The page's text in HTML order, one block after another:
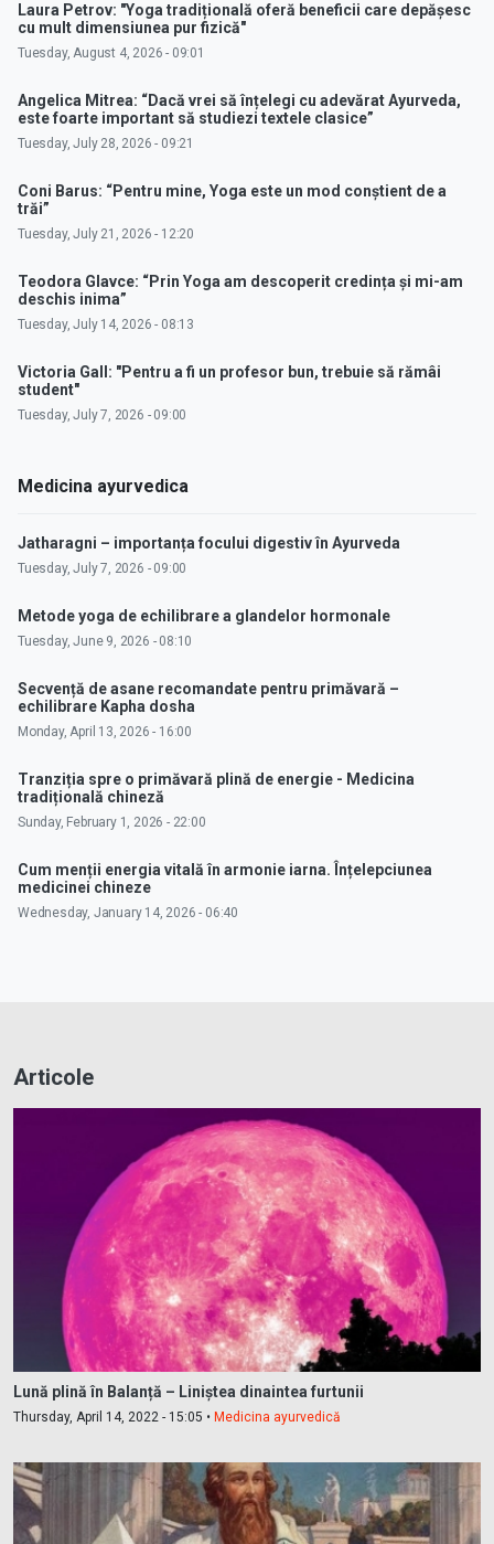
Laura Petrov: "Yoga tradițională oferă beneficii care depășesc
cu mult dimensiunea pur fizică"
Tuesday, August 4, 2026 - 09:01
Angelica Mitrea: “Dacă vrei să înțelegi cu adevărat Ayurveda,
este foarte important să studiezi textele clasice”
Tuesday, July 28, 2026 - 09:21
Coni Barus: “Pentru mine, Yoga este un mod conștient de a
trăi”
Tuesday, July 21, 2026 - 12:20
Teodora Glavce: “Prin Yoga am descoperit credința și mi-am
deschis inima”
Tuesday, July 14, 2026 - 08:13
Victoria Gall: "Pentru a fi un profesor bun, trebuie să rămâi
student"
Tuesday, July 7, 2026 - 09:00
Medicina ayurvedica
Jatharagni – importanța focului digestiv în Ayurveda
Tuesday, July 7, 2026 - 09:00
Metode yoga de echilibrare a glandelor hormonale
Tuesday, June 9, 2026 - 08:10
Secvență de asane recomandate pentru primăvară –
echilibrare Kapha dosha
Monday, April 13, 2026 - 16:00
Tranziția spre o primăvară plină de energie - Medicina
tradițională chineză
Sunday, February 1, 2026 - 22:00
Cum menții energia vitală în armonie iarna. Înțelepciunea
medicinei chineze
Wednesday, January 14, 2026 - 06:40
Articole
Lună plină în Balanță – Liniștea dinaintea furtunii
Thursday, April 14, 2022 - 15:05 • Medicina ayurvedică